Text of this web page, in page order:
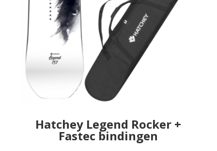
Hatchey Legend Rocker +
Fastec bindingen